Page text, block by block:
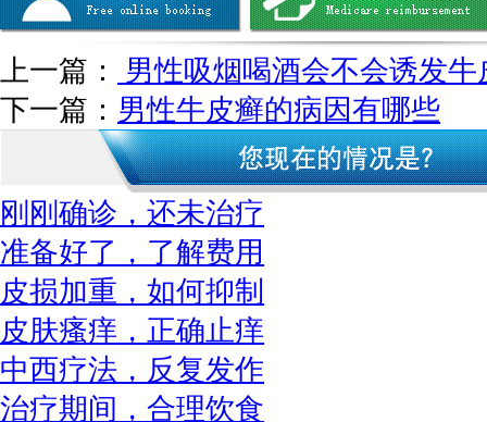
上一篇：
男性吸烟喝酒会不会诱发牛
下一篇： 男性牛皮癣的病因有哪些
刚刚确诊，还未治疗
准备好了，了解费用
皮损加重，如何抑制
皮肤瘙痒，正确止痒
中西疗法，反复发作
治疗期间，合理饮食